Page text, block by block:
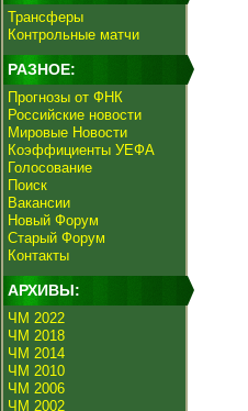
Трансферы
Контрольные матчи
РАЗНОЕ:
Прогнозы от ФНК
Российские новости
Мировые Новости
Коэффициенты УЕФА
Голосование
Поиск
Вакансии
Новый Форум
Старый Форум
Контакты
АРХИВЫ:
ЧМ 2022
ЧМ 2018
ЧМ 2014
ЧМ 2010
ЧМ 2006
ЧМ 2002